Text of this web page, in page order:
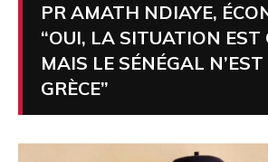
PR AMATH NDIAYE,
“OUI, LA SITUATION EST
MAIS LE SÉNÉGAL
GRÈCE”